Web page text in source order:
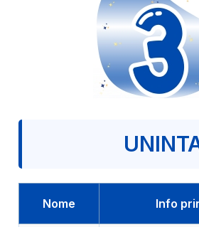
Nome Info